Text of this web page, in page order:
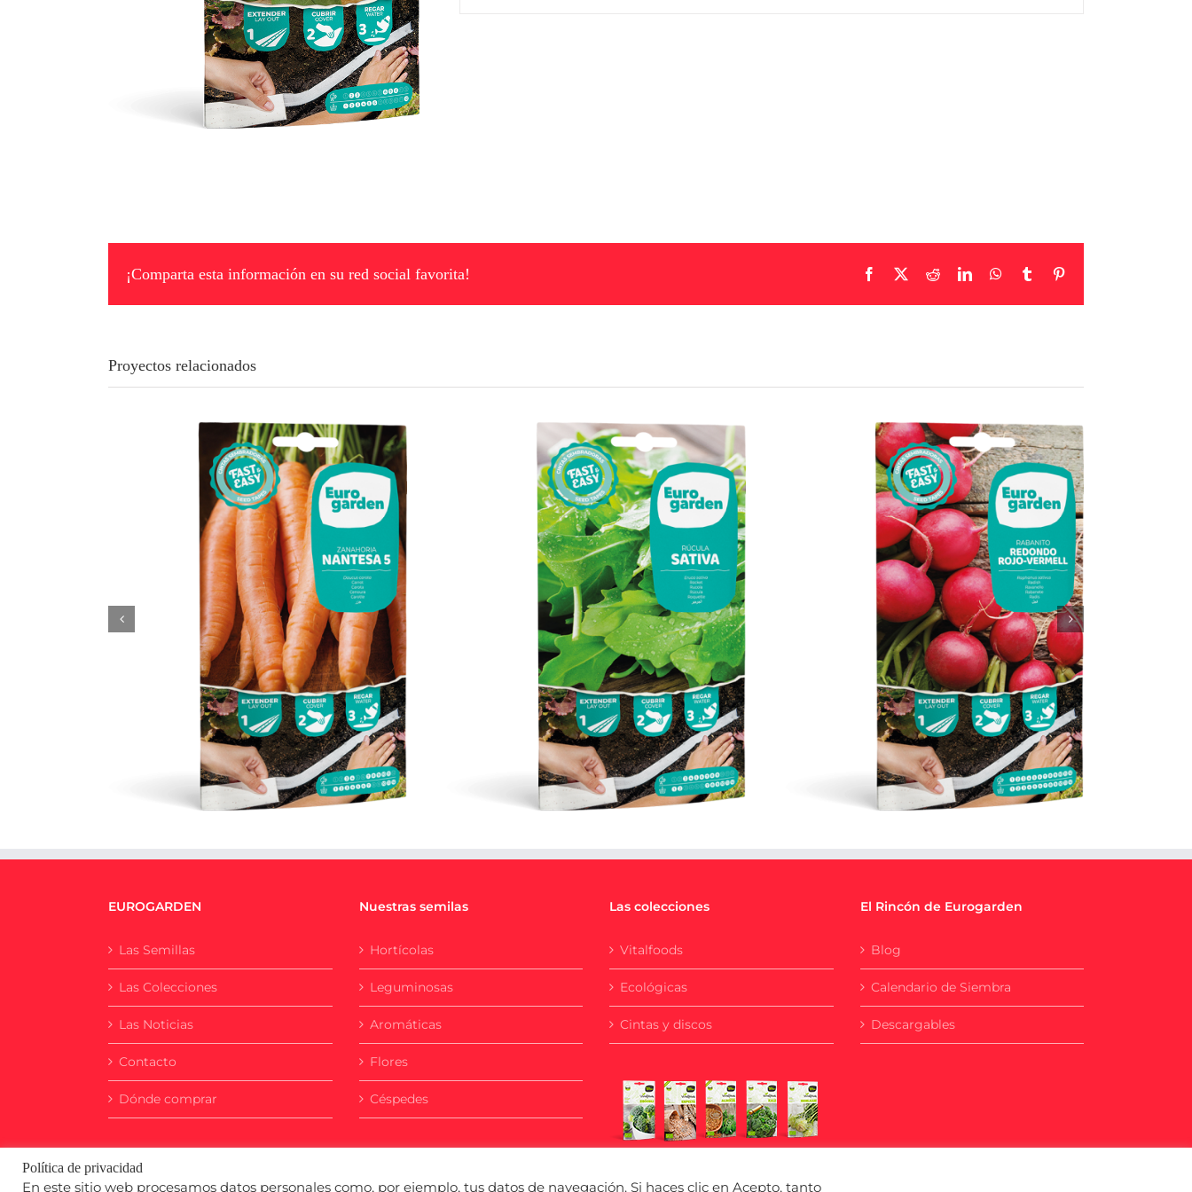
¡Comparta esta información en su red social favorita! Facebook RedditLinkedInWhatsApp
Tumblr
Proyectos relacionados
Zanahoria Nantesa 5 Rúcula Rabanito Redondo Rojo – Vermell
EUROGARDEN
Las Semillas
Las Colecciones
Las Noticias
Contacto
Dónde comprar
Nuestras semilas
Hortícolas
Leguminosas
Aromáticas
Flores
Céspedes
Las colecciones
Vitalfoods
Ecológicas
Cintas y discos
El Rincón de Eurogarden
Blog
Calendario de Siembra
Descargables
Política de privacidad
En este sitio web procesamos datos personales como, por ejemplo, tus datos de navegación. Si haces clic en Acepto, tanto